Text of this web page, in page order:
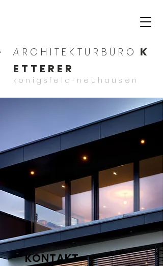
A RCHITEKTURBÜRO K
ETTERER
königsfeld-neuhausen
KONTAKT